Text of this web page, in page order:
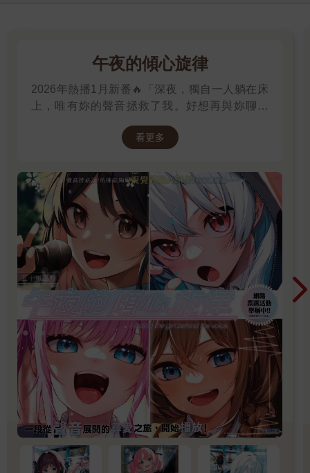
午夜的傾心旋律
2026年熱播1月新番🔥「深夜，獨自一人躺在床
上，唯有妳的聲音拯救了我。好想再與妳聊一
尋找一個長相成謎、本名不詳，化名為「阿波
看更多